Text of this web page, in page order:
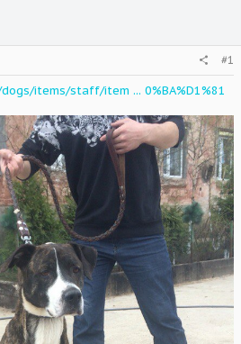
#1
items/staff/item ... 0%BA%D1%81